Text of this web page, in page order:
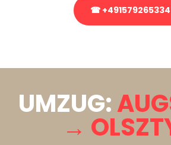
☎
UMZUG:
→